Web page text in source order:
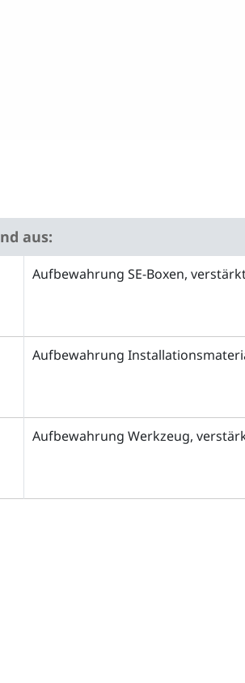
aus:
Aufbewahrung SE-Boxen,
Aufbewahrung
Aufbewahrung Werkzeug,